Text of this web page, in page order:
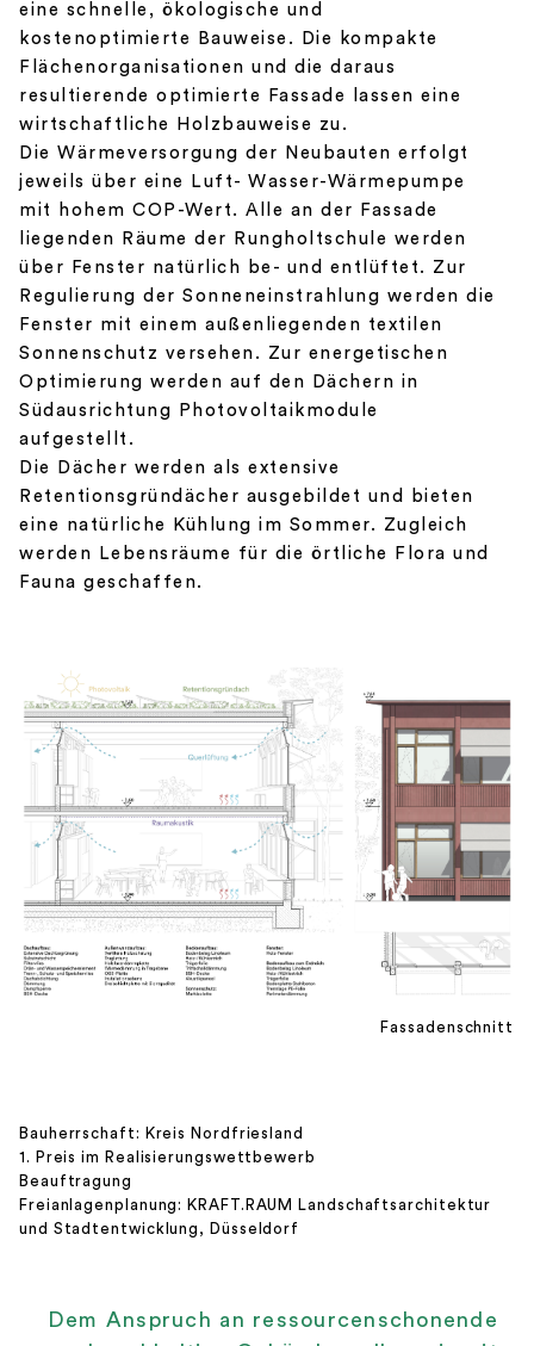
eine schnelle, ökologische und
kostenoptimierte Bauweise. Die kompakte
Flächenorganisationen und die daraus
resultierende optimierte Fassade lassen eine
wirtschaftliche
Holzbauweise zu.
Die Wärmeversorgung der Neubauten erfolgt
jeweils über eine Luft- Wasser-Wärmepumpe
mit hohem COP-Wert. Alle an der Fassade
liegenden Räume der Rungholtschule werden
über Fenster natürlich be- und entlüftet. Zur
Regulierung der Sonneneinstrahlung werden die
Fenster mit einem außenliegenden textilen
Sonnenschutz versehen. Zur energetischen
Optimierung werden auf den Dächern in
Südausrichtung Photovoltaikmodule
aufgestellt.
Die Dächer werden als extensive
Retentionsgründächer ausgebildet und bieten
eine natürliche Kühlung im Sommer. Zugleich
werden Lebensräume für die örtliche Flora und
Fauna geschaffen.
Fassadenschnitt
Bauherrschaft: Kreis Nordfriesland
1. Preis im Realisierungswettbewerb
Beauftragung
Freianlagenplanung: KRAFT.RAUM Landschaftsarchitektur
und Stadtentwicklung, Düsseldorf
Dem Anspruch an ressourcenschonende